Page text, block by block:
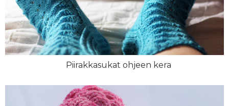
Piirakkasukat ohjeen kera